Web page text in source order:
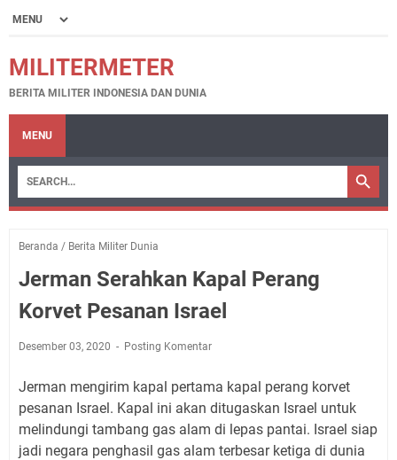
MILITERMETER
BERITA MILITER INDONESIA DAN DUNIA
MENU
Beranda / Berita Militer Dunia
Jerman Serahkan Kapal Perang
Korvet Pesanan Israel
Desember 03, 2020 Posting Komentar
Jerman mengirim kapal pertama kapal perang korvet
pesanan Israel. Kapal ini akan ditugaskan Israel untuk
melindungi tambang gas alam di lepas pantai. Israel siap
jadi negara penghasil gas alam terbesar ketiga di dunia